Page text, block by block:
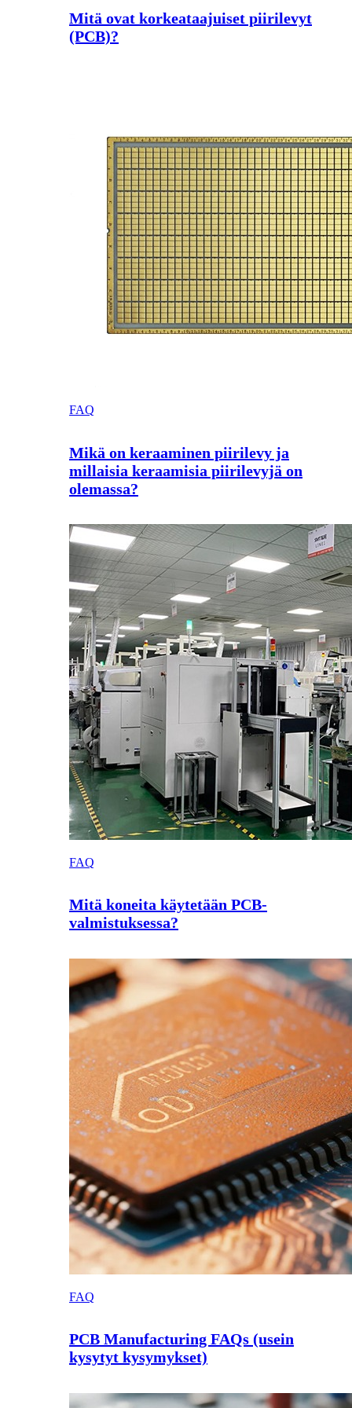
Mitä ovat korkeataajuiset piirilevyt
(PCB)?
FAQ
Mikä on keraaminen piirilevy ja
millaisia keraamisia piirilevyjä on
olemassa?
FAQ
Mitä koneita käytetään PCB-
valmistuksessa?
FAQ
PCB Manufacturing FAQs (usein
kysytyt kysymykset)